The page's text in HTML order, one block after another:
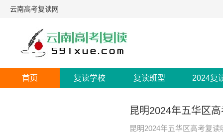
云南高考复读网
首页 复读学校 复读班型 2024复
昆明2024年五华区
昆明2024年五华区高考复